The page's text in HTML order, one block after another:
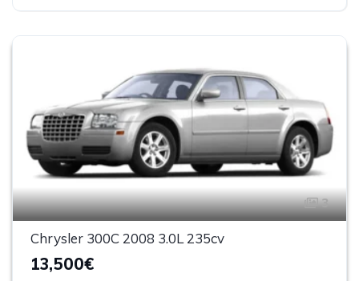
3
Chrysler 300C 2008 3.0L 235cv
13,500€